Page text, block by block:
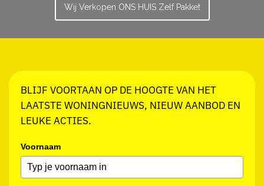
Wij Verkopen ONS HUIS Zelf Pakket
BLIJF VOORTAAN OP DE HOOGTE VAN HET
LAATSTE WONINGNIEUWS, NIEUW AANBOD EN
LEUKE ACTIES.
Voornaam